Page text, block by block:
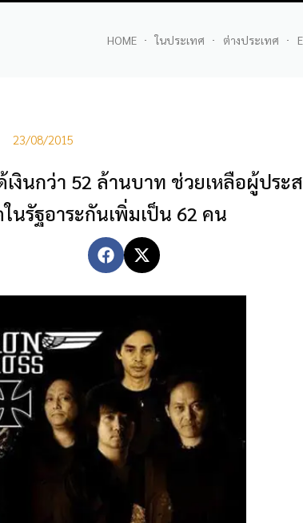
HOME ในประเทศ ต่างประเทศ
23/08/2015
งินกว่า 52 ล้านบาท ช่วยเหลือผู้ปร
นรัฐอาระกันเพิ่มเป็น 62 คน